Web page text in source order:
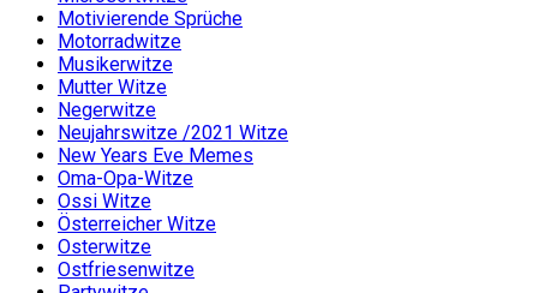
Motivierende Sprüche
Motorradwitze
Musikerwitze
Mutter Witze
Negerwitze
Neujahrswitze /2021 Witze
New Years Eve Memes
Oma-Opa-Witze
Ossi Witze
Österreicher Witze
Osterwitze
Ostfriesenwitze